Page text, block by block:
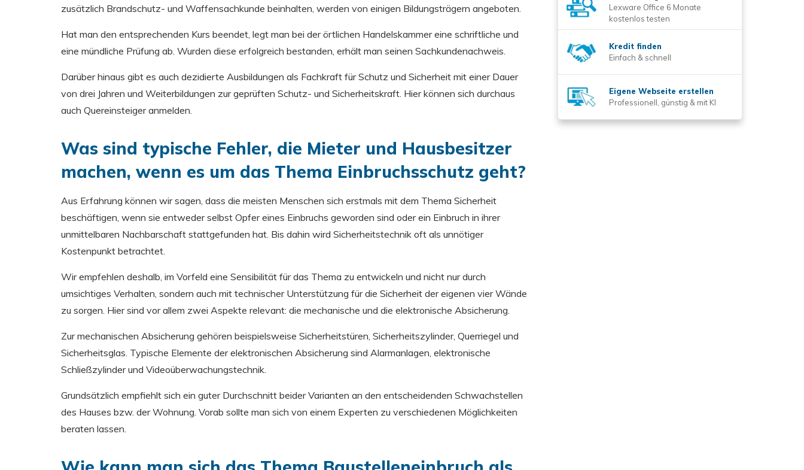
zusätzlich Brandschutz- und Waffensachkunde beinhalten, werden von einigen Bildungsträgern angeboten.
Hat man den entsprechenden Kurs beendet, legt man bei der örtlichen Handelskammer eine schriftliche und
eine mündliche Prüfung ab. Wurden diese erfolgreich bestanden, erhält man seinen Sachkundenachweis.
Darüber hinaus gibt es auch dezidierte Ausbildungen als Fachkraft für Schutz und Sicherheit mit einer Dauer
von drei Jahren und Weiterbildungen zur geprüften Schutz- und Sicherheitskraft. Hier können sich durchaus
auch Quereinsteiger anmelden.
Was sind typische Fehler, die Mieter und Hausbesitzer
machen, wenn es um das Thema Einbruchsschutz geht?
Aus Erfahrung können wir sagen, dass die meisten Menschen sich erstmals mit dem Thema Sicherheit
beschäftigen, wenn sie entweder selbst Opfer eines Einbruchs geworden sind oder ein Einbruch in ihrer
unmittelbaren Nachbarschaft stattgefunden hat. Bis dahin wird Sicherheitstechnik oft als unnötiger
Kostenpunkt betrachtet.
Wir empfehlen deshalb, im Vorfeld eine Sensibilität für das Thema zu entwickeln und nicht nur durch
umsichtiges Verhalten, sondern auch mit technischer Unterstützung für die Sicherheit der eigenen vier Wände
zu sorgen. Hier sind vor allem zwei Aspekte relevant: die mechanische und die elektronische Absicherung.
Zur mechanischen Absicherung gehören beispielsweise Sicherheitstüren, Sicherheitszylinder, Querriegel und
Sicherheitsglas. Typische Elemente der elektronischen Absicherung sind Alarmanlagen, elektronische
Schließzylinder und Videoüberwachungstechnik.
Grundsätzlich empfiehlt sich ein guter Durchschnitt beider Varianten an den entscheidenden Schwachstellen
des Hauses bzw. der Wohnung. Vorab sollte man sich von einem Experten zu verschiedenen Möglichkeiten
beraten lassen.
Lexware Office 6 Monate
kostenlos testen
Kredit finden
Einfach & schnell
Eigene Webseite erstellen
Professionell, günstig & mit KI